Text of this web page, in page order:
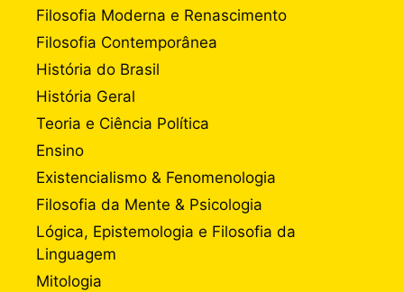
Filosofia Moderna e Renascimento
Filosofia Contemporânea
História do Brasil
História Geral
Teoria e Ciência Política
Ensino
Existencialismo & Fenomenologia
Filosofia da Mente & Psicologia
Lógica, Epistemologia e Filosofia da
Linguagem
Mitologia